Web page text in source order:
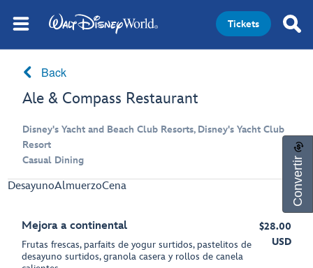
Tickets
Back
Ale & Compass Restaurant
Disney's Yacht and Beach Club Resorts, Disney's Yacht Club
Resort
Casual Dining
DesayunoAlmuerzoCena
Mejora a continental
Frutas frescas, parfaits de yogur surtidos, pastelitos de
desayuno surtidos, granola casera y rollos de canela
$28.00
USD
Convertir